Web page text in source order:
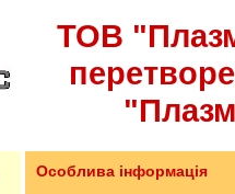
ТОВ
Особлива інформація